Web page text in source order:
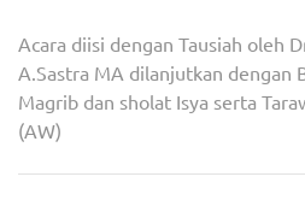
Acara diisi dengan Tausiah oleh
A.Sastra MA dilanjutkan dengan
Magrib dan sholat Isya serta
(AW)